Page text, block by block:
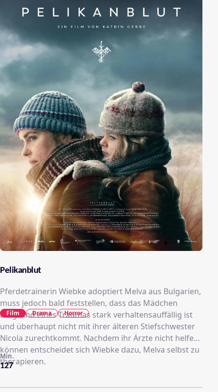
werden die verbliebenen 19 in einem Heustadl der
Bauern Traudl und Stefan Fasching eingesperrt.
Schöndorf nimmt Quartier auf dem Gut der von
Hammersfelds, um dort auf weitere Befehle zu
warten. Die Bewachung der Gefangenen obliegt dem
Dorfgendarmen Hochgatterer.
Pelikanblut
Pferdetrainerin Wiebke adoptiert Melva aus Bulgarien,
muss jedoch bald feststellen, dass das Mädchen
aufgrund eines Traumas stark verhaltensauffällig ist
und überhaupt nicht mit ihrer älteren Stiefschwester
Nicola zurechtkommt. Nachdem ihr Ärzte nicht helfen
können entscheidet sich Wiebke dazu, Melva selbst zu
therapieren.
127
Min.
Film Drama Horror